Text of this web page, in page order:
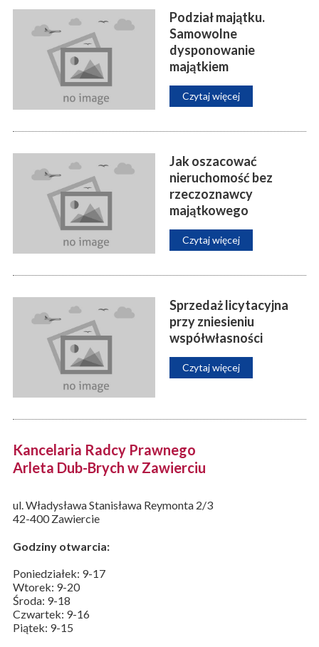
Podział majątku.
Samowolne
dysponowanie
majątkiem
Czytaj więcej
Jak oszacować
nieruchomość bez
rzeczoznawcy
majątkowego
Czytaj więcej
Sprzedaż licytacyjna
przy zniesieniu
współwłasności
Czytaj więcej
Kancelaria Radcy Prawnego
Arleta Dub-Brych w Zawierciu
ul. Władysława Stanisława Reymonta 2/3
42-400 Zawiercie
Godziny otwarcia:
Poniedziałek: 9-17
Wtorek: 9-20
Środa: 9-18
Czwartek: 9-16
Piątek: 9-15